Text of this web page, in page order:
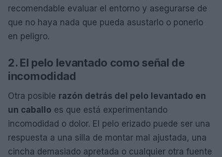
recomendable evaluar el entorno y asegurarse de
que no haya nada que pueda asustarlo o ponerlo
en peligro.
2. El pelo levantado como señal de
incomodidad
Otra posible razón detrás del pelo levantado en
un caballo es que está experimentando
incomodidad o dolor. El pelo erizado puede ser una
respuesta a una silla de montar mal ajustada, una
cincha demasiado apretada o cualquier otra fuente